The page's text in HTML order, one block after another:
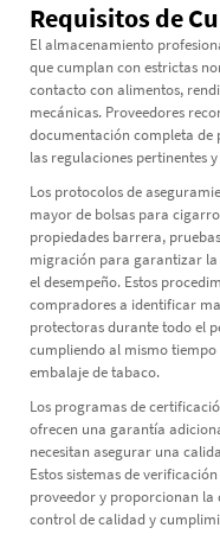
Requisitos de
El almacenamiento
que cumplan con estrictas
contacto con alimentos,
mecánicas. Proveedores
documentación completa de
las regulaciones pertinentes
Los protocolos de
mayor de bolsas para
propiedades barrera,
migración para garantizar la
el desempeño. Estos
compradores a identificar
protectoras durante todo el
cumpliendo al mismo
embalaje de tabaco.
Los programas de
ofrecen una garantía
necesitan asegurar una
Estos sistemas de
proveedor y proporcionan la
control de calidad y